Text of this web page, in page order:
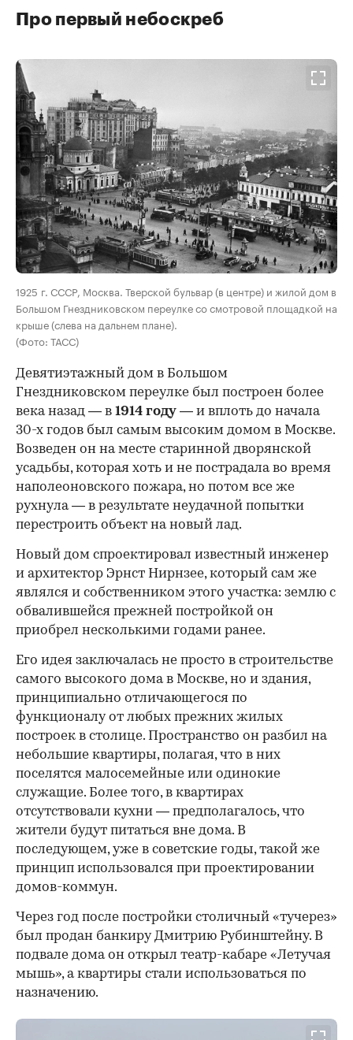
Про первый небоскреб
00:00 / 00:00
1925 г. СССР, Москва. Тверской бульвар (в центре) и жилой дом в
Большом Гнездниковском переулке со смотровой площадкой на
крыше (слева на дальнем плане).
(Фото: ТАСС)
Девятиэтажный дом в Большом
Гнездниковском переулке был построен более
века назад — в 1914 году — и вплоть до начала
30-х годов был самым высоким домом в Москве.
Возведен он на месте старинной дворянской
усадьбы, которая хоть и не пострадала во время
наполеоновского пожара, но потом все же
рухнула — в результате неудачной попытки
перестроить объект на новый лад.
Новый дом спроектировал известный инженер
и архитектор Эрнст Нирнзее, который сам же
являлся и собственником этого участка: землю с
обвалившейся прежней постройкой он
приобрел несколькими годами ранее.
Его идея заключалась не просто в строительстве
самого высокого дома в Москве, но и здания,
принципиально отличающегося по
функционалу от любых прежних жилых
построек в столице. Пространство он разбил на
небольшие квартиры, полагая, что в них
поселятся малосемейные или одинокие
служащие. Более того, в квартирах
отсутствовали кухни — предполагалось, что
жители будут питаться вне дома. В
последующем, уже в советские годы, такой же
принцип использовался при проектировании
домов-коммун.
Через год после постройки столичный «тучерез»
был продан банкиру Дмитрию Рубинштейну. В
подвале дома он открыл театр-кабаре «Летучая
мышь», а квартиры стали использоваться по
назначению.